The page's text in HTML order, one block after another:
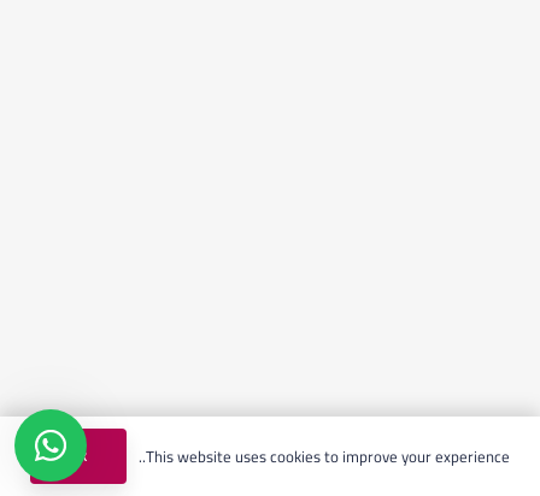
This website uses cookies to improve your experience..
Ok